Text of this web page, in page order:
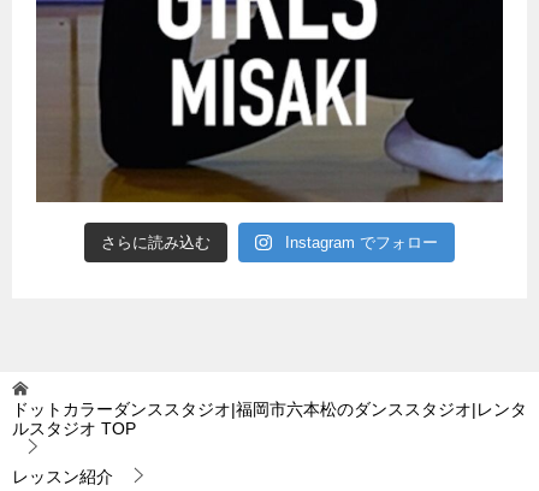
さらに読み込む Instagram でフォロー
ドットカラーダンススタジオ|福岡市六本松のダンススタジオ|レンタ
ルスタジオ TOP
レッスン紹介